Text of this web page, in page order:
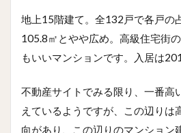
地上15階建て。全132戸で各戸の
105.8㎡とやや広め。高級住宅街
もいいマンションです。入居は
不動産サイトでみる限り、一番高
えているようですが、この辺りは
向があり、この辺りのマンション